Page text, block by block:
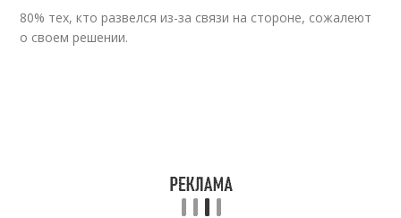
80% тех, кто развелся из-за связи на стороне, сожалеют
о своем решении.